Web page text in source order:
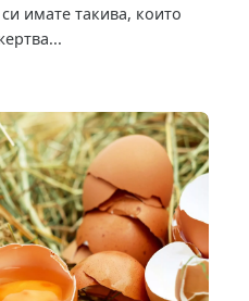
имате такива, които